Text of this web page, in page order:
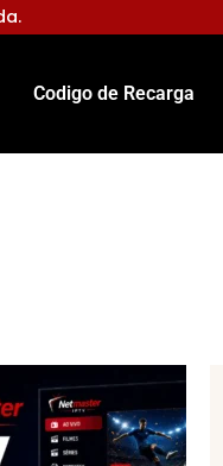
Codigo de Recarga